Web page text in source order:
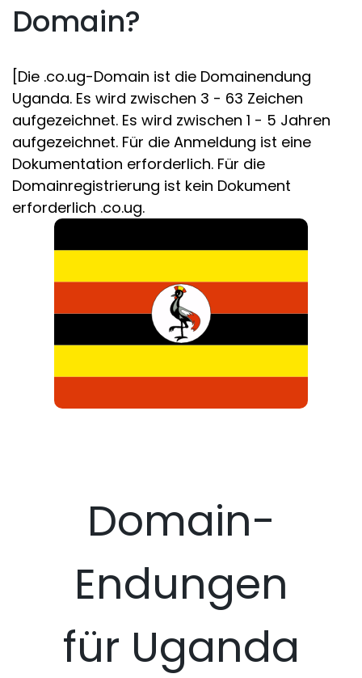
Domain?
[Die .co.ug-Domain ist die Domainendung
Uganda. Es wird zwischen 3 - 63 Zeichen
aufgezeichnet. Es wird zwischen 1 - 5 Jahren
aufgezeichnet. Für die Anmeldung ist eine
Dokumentation erforderlich. Für die
Domainregistrierung ist kein Dokument
erforderlich .co.ug.
Domain-
Endungen
für Uganda